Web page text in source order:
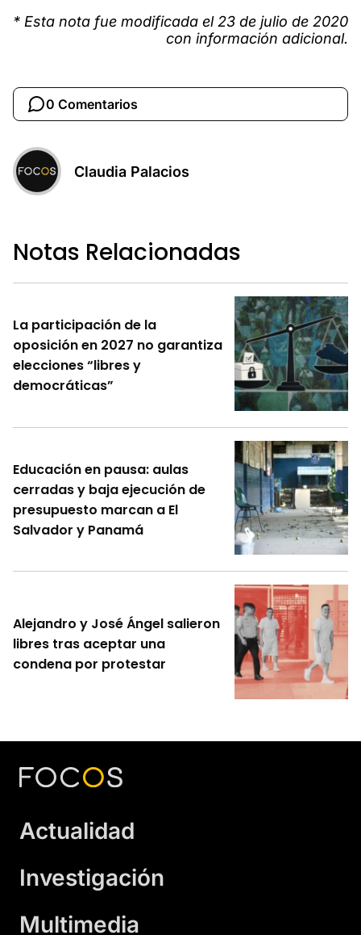
* Esta nota fue modificada el 23 de julio de 2020
con información adicional.
0 Comentarios
Claudia Palacios
Notas Relacionadas
La participación de la
oposición en 2027 no garantiza
elecciones “libres y
democráticas”
Educación en pausa: aulas
cerradas y baja ejecución de
presupuesto marcan a El
Salvador y Panamá
Alejandro y José Ángel salieron
libres tras aceptar una
condena por protestar
Actualidad
Investigación
Multimedia